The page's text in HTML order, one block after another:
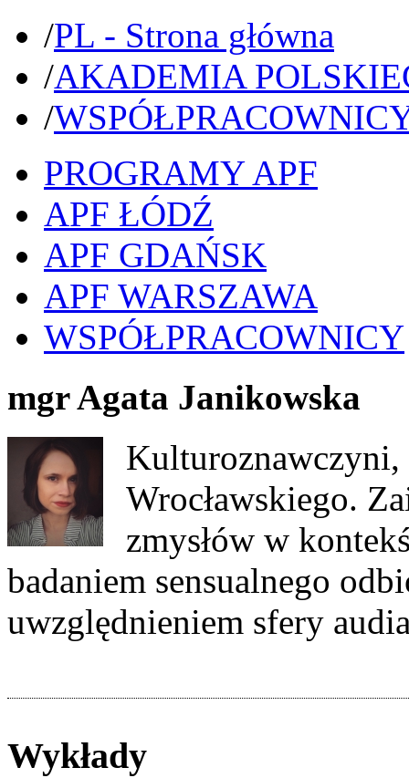
/PL - Strona główna
/AKADEMIA
/
PROGRAMY APF
APF ŁÓDŹ
APF GDAŃSK
APF WARSZAWA
WSPÓŁPRACOWNICY
mgr Agata Janikowska
Wrocławskiego.
zmysłów w
badaniem sensualnego
uwzględnieniem sfery
Wykłady